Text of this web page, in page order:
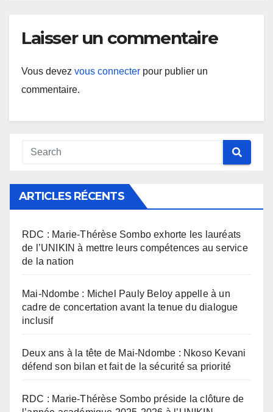
Laisser un commentaire
Vous devez vous connecter pour publier un
commentaire.
ARTICLES RÉCENTS
RDC : Marie-Thérèse Sombo exhorte les lauréats
de l’UNIKIN à mettre leurs compétences au service
de la nation
Mai-Ndombe : Michel Pauly Beloy appelle à un
cadre de concertation avant la tenue du dialogue
inclusif
Deux ans à la tête de Mai-Ndombe : Nkoso Kevani
défend son bilan et fait de la sécurité sa priorité
RDC : Marie-Thérèse Sombo préside la clôture de